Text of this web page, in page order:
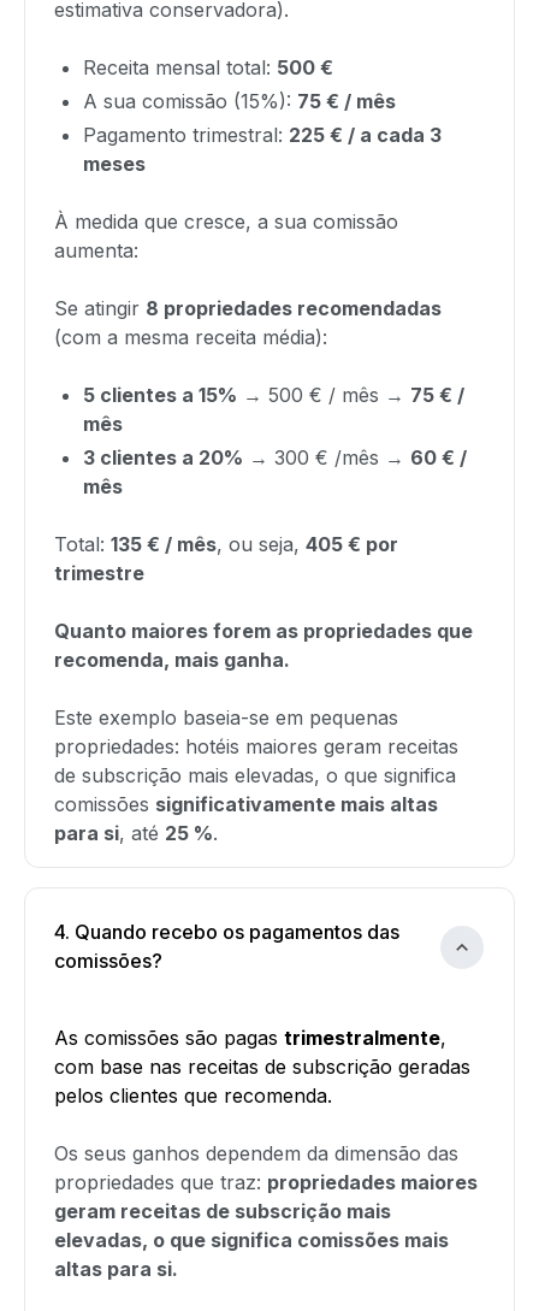
estimativa conservadora).
Receita mensal total: 500 €
A sua comissão (15%): 75 € / mês
Pagamento trimestral: 225 € / a cada 3
meses
À medida que cresce, a sua comissão
aumenta:
Se atingir 8 propriedades recomendadas
(com a mesma receita média):
5 clientes a 15% → 500 € / mês → 75 € /
mês
3 clientes a 20% → 300 € /mês → 60 € /
mês
Total: 135 € / mês, ou seja, 405 € por
trimestre
Quanto maiores forem as propriedades que
recomenda, mais ganha.
Este exemplo baseia-se em pequenas
propriedades: hotéis maiores geram receitas
de subscrição mais elevadas, o que significa
comissões significativamente mais altas
para si, até 25 %.
4. Quando recebo os pagamentos das
comissões?
As comissões são pagas trimestralmente,
com base nas receitas de subscrição geradas
pelos clientes que recomenda.
Os seus ganhos dependem da dimensão das
propriedades que traz: propriedades maiores
geram receitas de subscrição mais
elevadas, o que significa comissões mais
altas para si.